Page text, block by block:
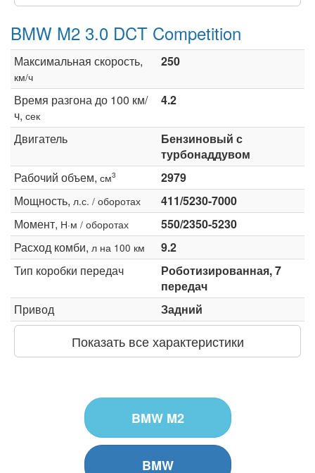
BMW M2 3.0 DCT Competition
Максимальная скорость,
км/ч
250
Время разгона до 100 км/
ч, сек
4.2
Двигатель
Бензиновый с
турбонаддувом
Рабочий объем, см3
2979
Мощность, л.с. / оборотах
411/5230-7000
Момент, Н·м / оборотах
550/2350-5230
Расход комби, л на 100 км
9.2
Тип коробки передач
Роботизированная, 7
передач
Привод
Задний
Показать все характеристики
BMW M2
BMW